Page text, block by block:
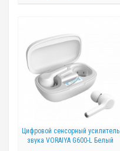
Цифровой сенсорный усилитель
звука VORAIYA G600-L Белый